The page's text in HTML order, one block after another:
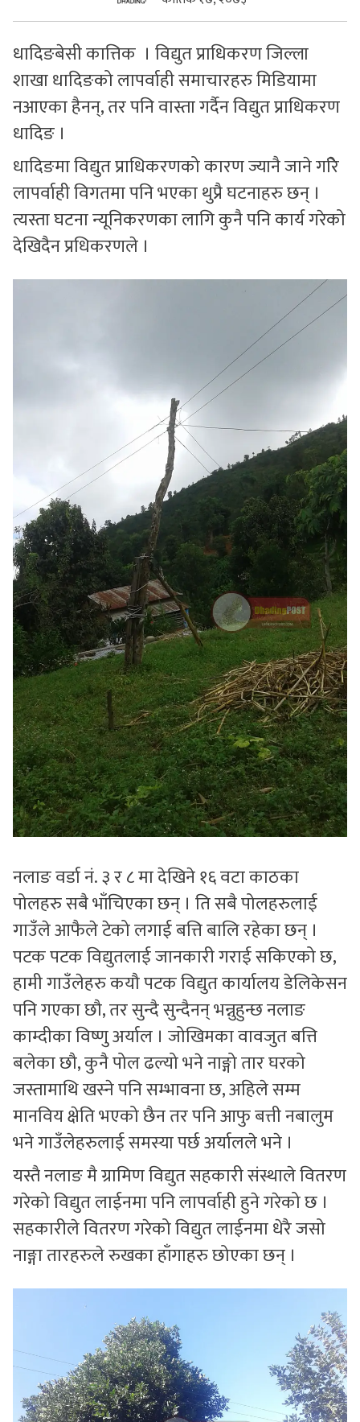
सुचनाहरु
स्वास्थ्य
भिडियो
धादिङबेसी कात्तिक । विद्युत प्राधिकरण जिल्ला
शाखा धादिङको लापर्वाही समाचारहरु मिडियामा
नआएका हैनन्, तर पनि वास्ता गर्दैन विद्युत प्राधिकरण
धादिङ ।
धादिङमा विद्युत प्राधिकरणको कारण ज्यानै जाने गरिे
लापर्वाही विगतमा पनि भएका थुप्रै घटनाहरु छन् ।
त्यस्ता घटना न्यूनिकरणका लागि कुनै पनि कार्य गरेको
देखिदैन प्रधिकरणले ।
नलाङ वर्डा नं. ३ र ८ मा देखिने १६ वटा काठका
पोलहरु सबै भाँचिएका छन् । ति सबै पोलहरुलाई
गाउँले आफैले टेको लगाई बत्ति बालि रहेका छन् ।
पटक पटक विद्युतलाई जानकारी गराई सकिएको छ,
हामी गाउँलेहरु कयौ पटक विद्युत कार्यालय डेलिकेसन
पनि गएका छौ, तर सुन्दै सुन्दैनन् भन्नुहुन्छ नलाङ
काम्दीका विष्णु अर्याल । जोखिमका वावजुत बत्ति
बलेका छौ, कुनै पोल ढल्यो भने नाङ्गो तार घरको
जस्तामाथि खस्ने पनि सम्भावना छ, अहिले सम्म
मानविय क्षेति भएको छैन तर पनि आफु बत्ती नबालुम
भने गाउँलेहरुलाई समस्या पर्छ अर्यालले भने ।
यस्तै नलाङ मै ग्रामिण विद्युत सहकारी संस्थाले वितरण
गरेको विद्युत लाईनमा पनि लापर्वाही हुने गरेको छ ।
सहकारीले वितरण गरेको विद्युत लाईनमा धेरै जसो
नाङ्गा तारहरुले रुखका हाँगाहरु छोएका छन् ।